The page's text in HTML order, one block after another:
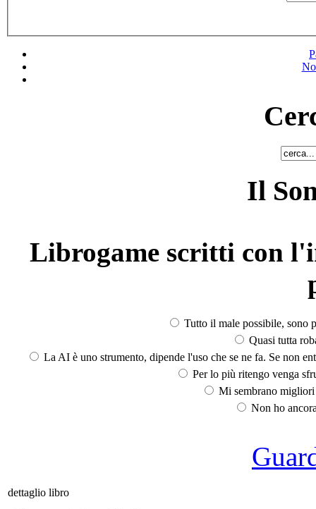
Il
Librogame scritti con
Tutto il male possibile, sono
Quasi tutta
La AI è uno strumento, dipende l'uso che se ne fa. Se non
Per lo più ritengo venga
Mi sembrano
Non ho
dettaglio libro